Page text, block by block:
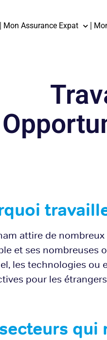
Mon Assurance Expat
attire de
et ses nombreuses
les technologies ou
pour les
qui